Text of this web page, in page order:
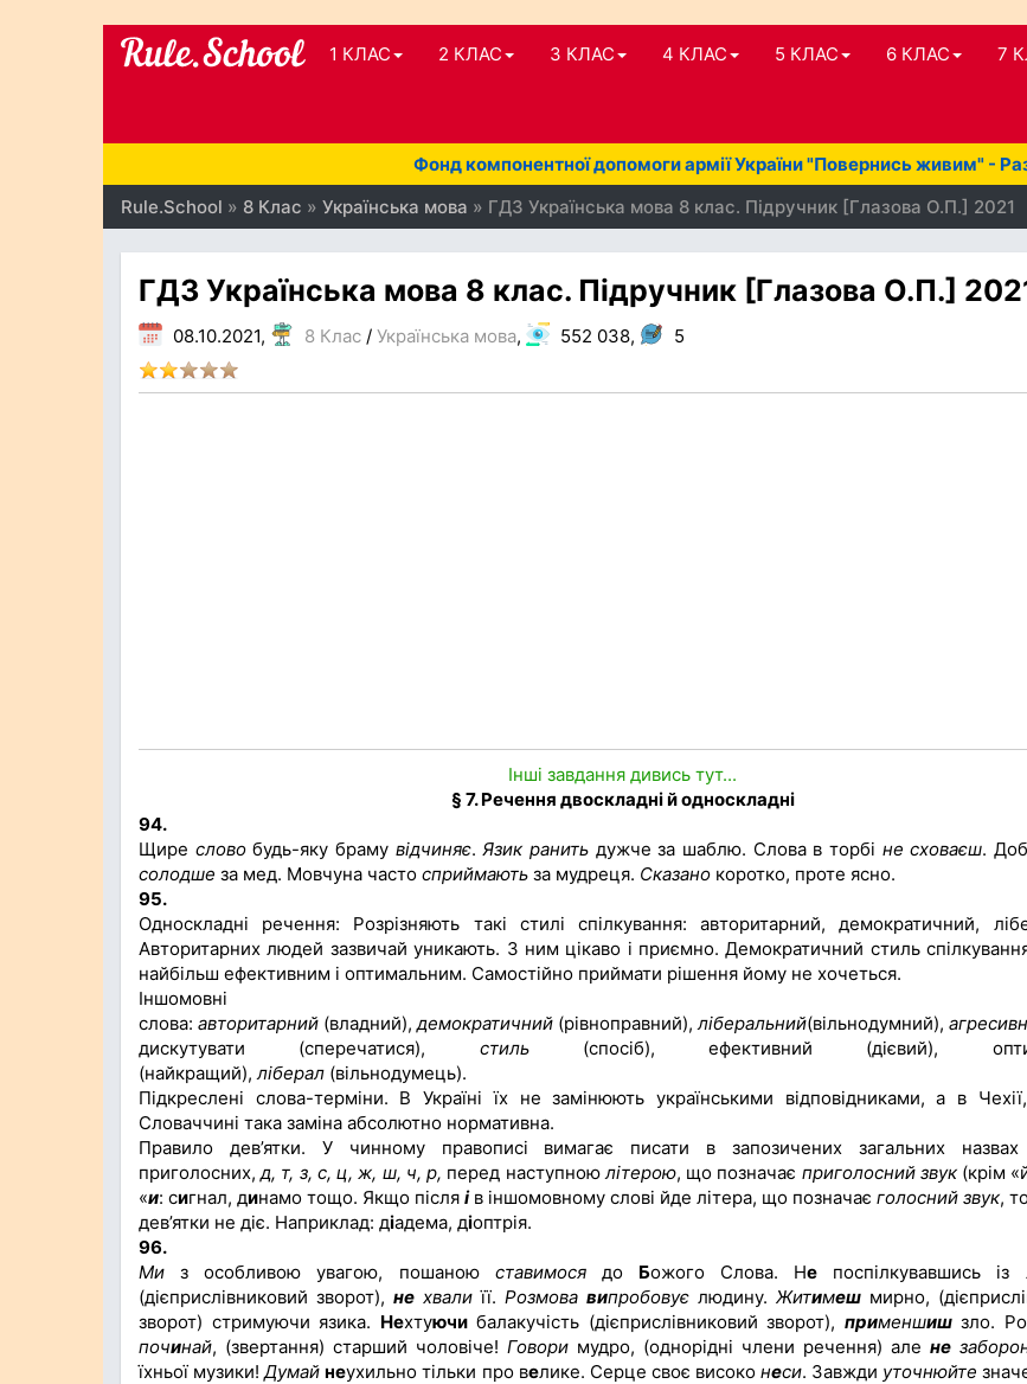
1 КЛАС 2 КЛАС 3 КЛАС 4 КЛАС 5 КЛАС 6 КЛАС 7
Фонд компонентної допомоги армії України "Повернись живим" -
Rule.School » 8 Клас » Українська мова » ГДЗ Українська мова 8 клас. Підручник [Глазова О.П.] 2021
ГДЗ Українська мова 8 клас. Підручник [Глазова О.П.]
08.10.2021, 8 Клас / Українська мова, 552 038, 5
Інші завдання дивись тут...
§ 7. Речення двоскладні й односкладні
94.
Щире словобудь-яку браму відчиняє.Язик ранитьдужче за шаблю. Слова в торбі не сховаєш.
солодше за мед. Мовчуна часто сприймають за мудреця. Сказано коротко, проте ясно.
95.
Односкладні речення: Розрізняють такі стилі спілкування: авторитарний, демократичний,
Авторитарних людей зазвичай уникають. З ним цікаво і приємно. Демократичний стиль
найбільш ефективним і оптимальним. Самостійно приймати рішення йому не хочеться.
Іншомовні
слова: авторитарний (владний),демократичний (рівноправний),ліберальний(вільнодумний),
дискутувати (сперечатися), стиль(спосіб), ефективний (дієвий),
(найкращий),ліберал (вільнодумець).
Підкреслені слова-терміни. В Україні їх не замінюють українськими відповідниками, а в
Словаччині така заміна абсолютно нормативна.
Правило дев’ятки. У чинному правописі вимагає писати в запозичених загальних
приголосних,д, т, з, с, ц, ж, ш, ч, р, перед наступноюлітерою, що позначає приголосний звук(крім
«и: сигнал, динамо тощо. Якщо післяів іншомовному слові йде літера, що позначаєголосний звук,
дев’ятки не діє. Наприклад: діадема, діоптрія.
96.
Ми з особливою увагою, пошаною ставимосядо Божого Слова. Не поспілкувавшись
(дієприслівниковий зворот),не хвали її.Розмовавипробовуєлюдину.Житимеш мирно,
зворот) стримуючи язика. Нехтуючибалакучість (дієприслівниковий зворот), применшишзло.
починай, (звертання) старший чоловіче! Говоримудро, (однорідні члени речення) але не
їхньої музики!Думайнеухильно тільки про велике. Серце своє високонеси. Завжди уточнюйте